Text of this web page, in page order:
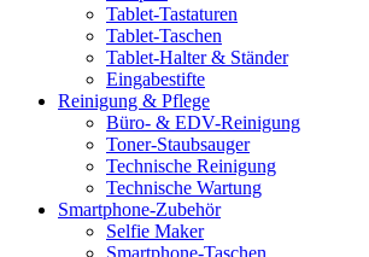
Tablet-Tastaturen
Tablet-Taschen
Tablet-Halter & Ständer
Eingabestifte
Reinigung & Pflege
Büro- & EDV-Reinigung
Toner-Staubsauger
Technische Reinigung
Technische Wartung
Smartphone-Zubehör
Selfie Maker
Smartphone-Taschen